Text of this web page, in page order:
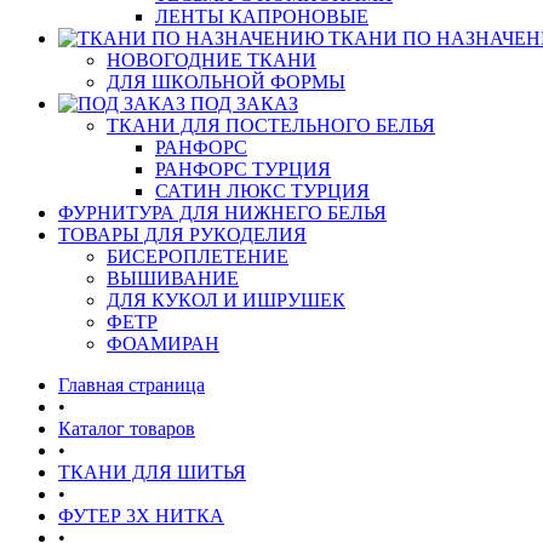
ЛЕНТЫ КАПРОНОВЫЕ
ТКАНИ ПО
НОВОГОДНИЕ ТКАНИ
ДЛЯ ШКОЛЬНОЙ ФОРМЫ
ПОД ЗАКАЗ
ТКАНИ ДЛЯ ПОСТЕЛЬНОГО БЕЛЬЯ
РАНФОРС
РАНФОРС ТУРЦИЯ
САТИН ЛЮКС ТУРЦИЯ
ФУРНИТУРА ДЛЯ НИЖНЕГО БЕЛЬЯ
ТОВАРЫ ДЛЯ РУКОДЕЛИЯ
БИСЕРОПЛЕТЕНИЕ
ВЫШИВАНИЕ
ДЛЯ КУКОЛ И ИШРУШЕК
ФЕТР
ФОАМИРАН
Главная страница
•
Каталог товаров
•
ТКАНИ ДЛЯ ШИТЬЯ
•
ФУТЕР 3Х НИТКА
•